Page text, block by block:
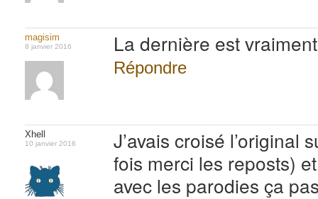
magisim
8 janvier 2016 La dernière est
Répondre
Xhell
10 janvier 2016
J’avais croisé l’original
fois merci les reposts)
avec les parodies ça